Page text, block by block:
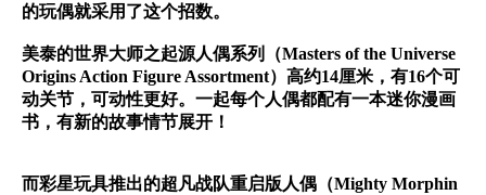
的玩偶就采用了这个招数。
美泰的世界大师之起源人偶系列（Masters of the Universe
Origins Action Figure Assortment）高约14厘米，有16个可
动关节，可动性更好。一起每个人偶都配有一本迷你漫画
书，有新的故事情节展开！
而彩星玩具推出的超凡战队重启版人偶（Mighty Morphin